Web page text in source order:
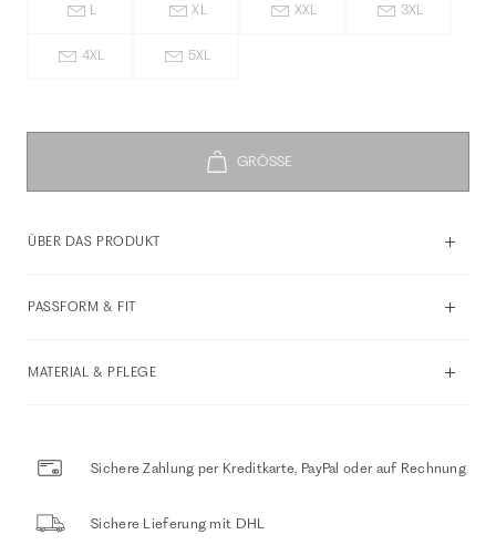
L XL XXL 3XL
4XL 5XL
ÜBER DAS PRODUKT
PASSFORM & FIT
MATERIAL & PFLEGE
Sichere Zahlung per Kreditkarte, PayPal oder auf Rechnung
Sichere Lieferung mit DHL